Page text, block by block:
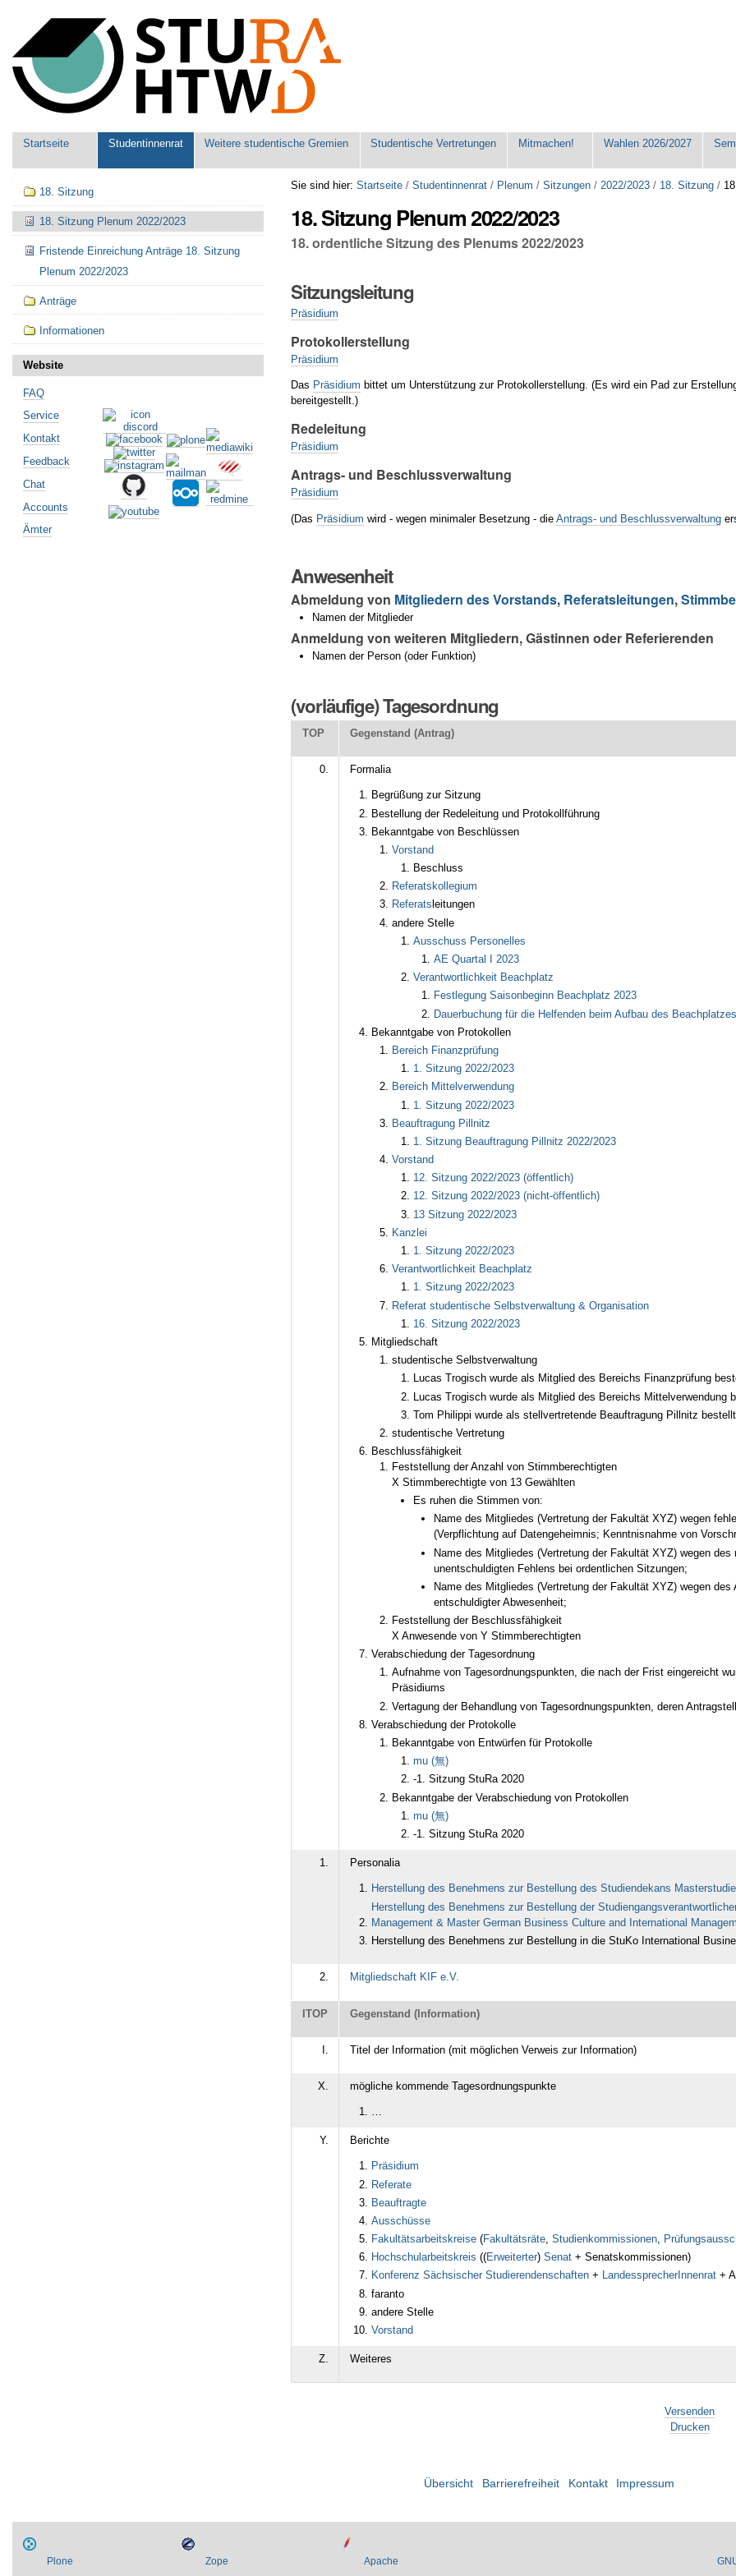
Werkzeuge
Sektionen
Startseite Studentinnenrat Weitere studentische Gremien Studentische Vertretungen Mitmachen! Wahlen 2026/2027
Sie sind hier: Startseite /Studentinnenrat / Plenum /Sitzungen /2022/2023 / 18. Sitzung /
18. Sitzung Plenum 2022/2023
18. ordentliche Sitzung des Plenums 2022/2023
Sitzungsleitung
Präsidium
Protokollerstellung
Präsidium
Das Präsidium bittet um Unterstützung zur Protokollerstellung. (Es wird ein Pad zur
bereitgestellt.)
Redeleitung
Präsidium
Antrags- und Beschlussverwaltung
Präsidium
(Das Präsidium wird - wegen minimaler Besetzung - dieAntrags- und Beschlussverwaltung
Anwesenheit
Abmeldung von Mitgliedern des Vorstands, Referatsleitungen,
Namen der Mitglieder
Anmeldung von weiteren Mitgliedern, Gästinnen oder Referierenden
Namen der Person (oder Funktion)
(vorläufige) Tagesordnung
TOP Gegenstand (Antrag)
0. Formalia
Begrüßung zur Sitzung
Bestellung der Redeleitung und Protokollführung
Bekanntgabe von Beschlüssen
Vorstand
Beschluss
Referatskollegium
Referats leitungen
andere Stelle
Ausschuss Personelles
AE Quartal I 2023
Verantwortlichkeit Beachplatz
Festlegung Saisonbeginn Beachplatz 2023
Dauerbuchung für die Helfenden beim Aufbau des
Bekanntgabe von Protokollen
Bereich Finanzprüfung
1. Sitzung 2022/2023
Bereich Mittelverwendung
1. Sitzung 2022/2023
Beauftragung Pillnitz
1. Sitzung Beauftragung Pillnitz 2022/2023
Vorstand
12. Sitzung 2022/2023 (öffentlich)
12. Sitzung 2022/2023 (nicht-öffentlich)
13 Sitzung 2022/2023
Kanzlei
1. Sitzung 2022/2023
Verantwortlichkeit Beachplatz
1. Sitzung 2022/2023
Referat studentische Selbstverwaltung & Organisation
16. Sitzung 2022/2023
Mitgliedschaft
studentische Selbstverwaltung
Lucas Trogisch wurde als Mitglied des Bereichs Finanzprüfung
Lucas Trogisch wurde als Mitglied des Bereichs Mittelverwendung
Tom Philippi wurde als stellvertretende Beauftragung Pillnitz bestellt.
studentische Vertretung
Beschlussfähigkeit
Feststellung der Anzahl von Stimmberechtigten
X Stimmberechtigte von 13 Gewählten
Es ruhen die Stimmen von:
Name des Mitgliedes (Vertretung der Fakultät XYZ) wegen
(Verpflichtung auf Datengeheimnis; Kenntnisnahme von
Name des Mitgliedes (Vertretung der Fakultät XYZ) wegen des
unentschuldigten Fehlens bei ordentlichen Sitzungen;
Name des Mitgliedes (Vertretung der Fakultät XYZ) wegen
entschuldigter Abwesenheit;
Feststellung der Beschlussfähigkeit
X Anwesende von Y Stimmberechtigten
Verabschiedung der Tagesordnung
Aufnahme von Tagesordnungspunkten, die nach der Frist eingereicht
Präsidiums
Vertagung der Behandlung von Tagesordnungspunkten, deren
Verabschiedung der Protokolle
Bekanntgabe von Entwürfen für Protokolle
mu (無)
-1. Sitzung StuRa 2020
Bekanntgabe der Verabschiedung von Protokollen
mu (無)
-1. Sitzung StuRa 2020
1. Personalia
Herstellung des Benehmens zur Bestellung des Studiendekans
Herstellung des Benehmens zur Bestellung der
Management & Master German Business Culture and International
Herstellung des Benehmens zur Bestellung in die StuKo International
2. Mitgliedschaft KIF e.V.
ITOP Gegenstand (Information)
I. Titel der Information (mit möglichen Verweis zur Information)
X. mögliche kommende Tagesordnungspunkte
…
Y. Berichte
Präsidium
Referate
Beauftragte
Ausschüsse
Fakultätsarbeitskreise(Fakultätsräte, Studienkommissionen,
Hochschularbeitskreis ((Erweiterter) Senat+ Senatskommissionen)
Konferenz Sächsischer Studierendenschaften+ LandessprecherInnenrat+
faranto
andere Stelle
Vorstand
Z. Weiteres
Versenden
Drucken
Navigation
18. Sitzung
18. Sitzung Plenum 2022/2023
Fristende Einreichung Anträge 18. Sitzung
Plenum 2022/2023
Anträge
Informationen
Website
FAQ
Service
Kontakt
Feedback
Chat
Accounts
Ämter
Übersicht Barrierefreiheit Kontakt Impressum
Plone Zope Apache